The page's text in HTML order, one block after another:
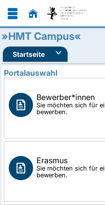
»HMT Campus«
Startseite
Portalauswahl
Bewerber*innen
Sie möchten sich für
bewerben.
Erasmus
Sie möchten sich für
bewerben.